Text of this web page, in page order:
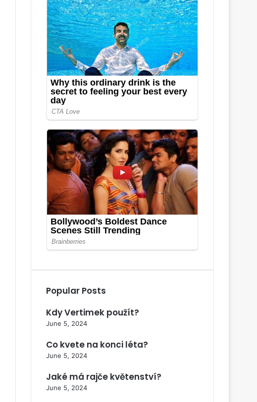
Popular Posts
Kdy Vertimek použít?
June 5, 2024
Co kvete na konci léta?
June 5, 2024
Jaké má rajče květenství?
June 5, 2024